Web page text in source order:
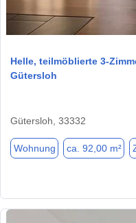
Helle, teilmöblierte 3-
Gütersloh
Gütersloh, 33332
Wohnung ca. 92,00 m²